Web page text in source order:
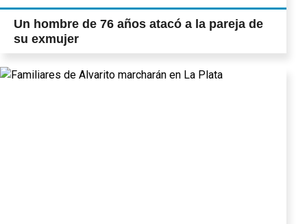
Un hombre de 76 años atacó a la pareja de
su exmujer